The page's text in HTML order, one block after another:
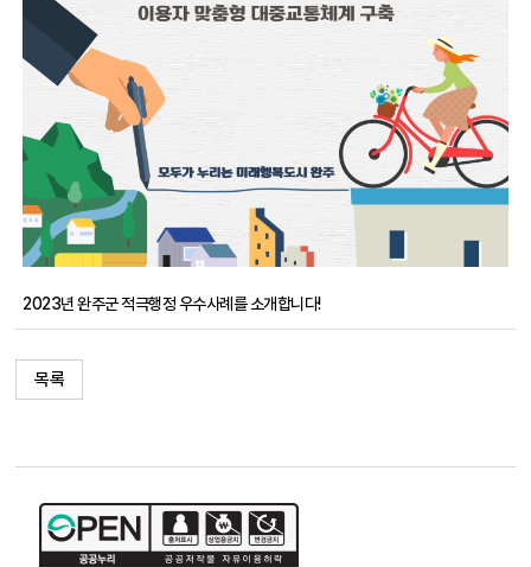
2023년 완주군 적극행정 우수사례를 소개합니다!
목록